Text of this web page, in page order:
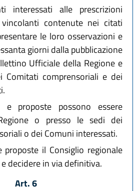
alle prescrizioni
contenute nei citati
le loro osservazioni e
giorni dalla pubblicazione
Ufficiale della Regione e
Comitati comprensoriali e dei
e proposte possono essere
o presso le sedi dei
o dei Comuni interessati.
proposte il Consiglio regionale
decidere in via definitiva.
Art. 6